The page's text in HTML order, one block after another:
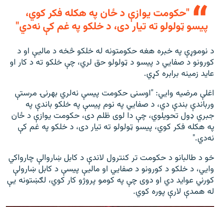
"حکومت یوازې د ځان په هکله فکر کوي،
پیسو ټولولو ته تیار دی، د خلکو په غم کې نه‌دي"
د نوموړې په خبره هغه حکومتونه له خلکو څخه د مالیې او د
کورونو د صفایي د پیسو د ټولولو حق لري، چې خلکو ته د کار او
عاید زمینه برابره کړي.
اغلې مرضيه وايي: "اوسنی حکومت پیسې نه‌لري بهرنۍ مرستې
ورباندې بندې دي، د صفایي په نوم پیسې په خلکو باندې په
جبري ډول تحویلوي، چې دا لوی ظلم دی، حکومت یوازې د ځان
په هکله فکر کوي، پیسو ټولولو ته تیار دی، د خلکو په غم کې
نه‌دي."
خو د طالبانو د حکومت تر کنترول لاندې د کابل ښاروالې چارواکي
وايي، د خلکو د کورونو د صفایي او مالیې پیسې د کابل ښارولې
کورني عواید دي او دوی چې په کومو پروژو کار کوي، لګښتونه یې
له همدې لارې پوره کوي.